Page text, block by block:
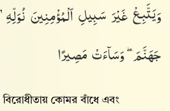
وَيَتَّبِعْ غَيْرَ سَبِيلِ ٱلْمُؤْمِنِينَ
جَهَنَّمَ ۖ وَسَآءَتْ مَصِيرًا
বিরোধীতায় কোমর বাঁধে এবং